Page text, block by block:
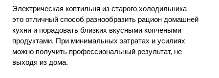
Электрическая коптильня из старого холодильника —
это отличный способ разнообразить рацион домашней
кухни и порадовать близких вкусными копчеными
продуктами. При минимальных затратах и усилиях
можно получить профессиональный результат, не
выходя из дома.